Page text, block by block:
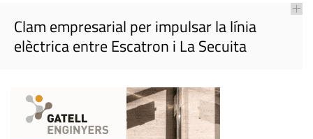
Clam empresarial per impulsar la línia
elèctrica entre Escatron i La Secuita